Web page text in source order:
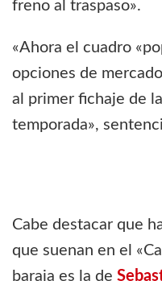
freno al traspaso».
«Ahora el cuadro
opciones de
al primer fichaje de
temporada»,
Cabe destacar que
que suenan en el
baraja es la de